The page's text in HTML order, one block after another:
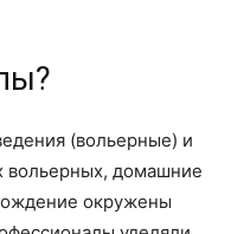
(вольерные) и
вольерных, домашние
окружены